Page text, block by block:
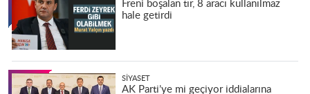
Freni boşalan tır, 8 aracı kullanılmaz
hale getirdi
SIYASET
AK Parti’ye mi geçiyor iddialarına